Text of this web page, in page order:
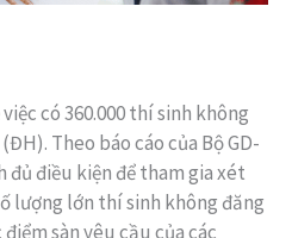
có 360.000 thí sinh không
Theo báo cáo của Bộ GD-
đủ điều kiện để tham gia xét
lượng lớn thí sinh không đăng
sàn yêu cầu của các